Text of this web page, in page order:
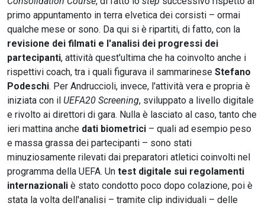
primo appuntamento in terra elvetica dei corsisti – ormai
qualche mese or sono. Da qui si è ripartiti, di fatto, con la
revisione dei filmati e l'analisi dei progressi dei
partecipanti, attività quest'ultima che ha coinvolto anche i
rispettivi coach, tra i quali figurava il sammarinese Stefano
Podeschi. Per Andruccioli, invece, l'attività vera e propria è
iniziata con il UEFA20 Screening, sviluppato a livello digitale
e rivolto ai direttori di gara. Nulla è lasciato al caso, tanto che
ieri mattina anche dati biometrici – quali ad esempio peso
e massa grassa dei partecipanti – sono stati
minuziosamente rilevati dai preparatori atletici coinvolti nel
programma della UEFA. Un test digitale sui regolamenti
internazionali è stato condotto poco dopo colazione, poi è
stata la volta dell'analisi – tramite clip individuali – delle